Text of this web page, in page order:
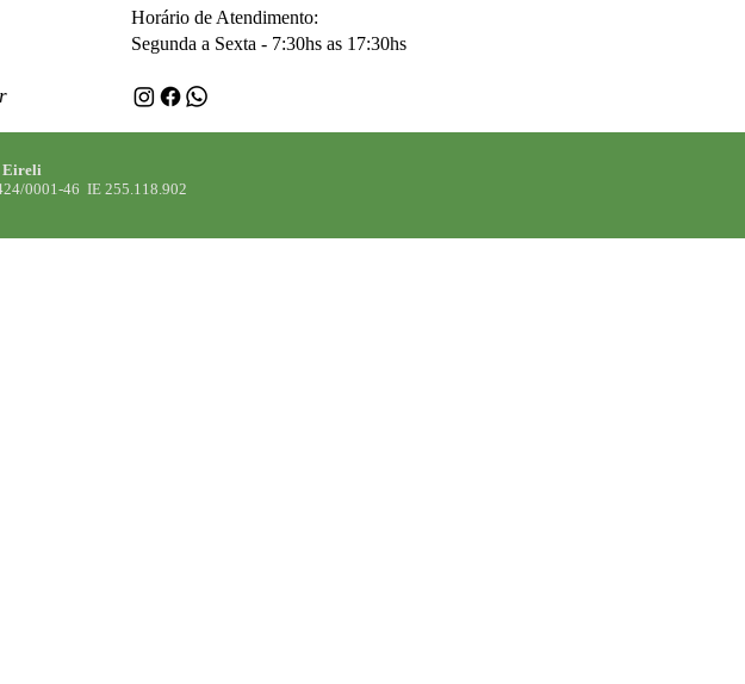
Horário de Atendimento:
Segunda a Sexta - 7:30hs as 17:30hs
Eireli
0001-46 IE 255.118.902